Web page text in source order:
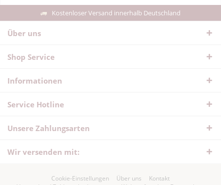
Kostenloser Versand innerhalb Deutschland
Über uns
Shop Service
Informationen
Service Hotline
Unsere Zahlungsarten
Wir versenden mit:
Cookie-Einstellungen Über uns
Kontakt